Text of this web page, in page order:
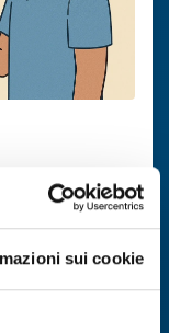
sui cookie
in